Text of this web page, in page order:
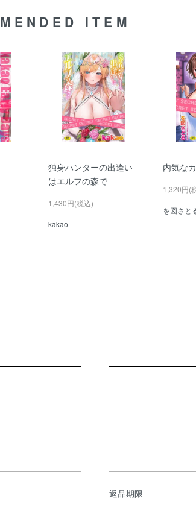
ITEM
独身ハンターの出逢い
はエルフの森で
1,430円(税込)
kakao
内気な
1,320円(
を図さと
返品期限